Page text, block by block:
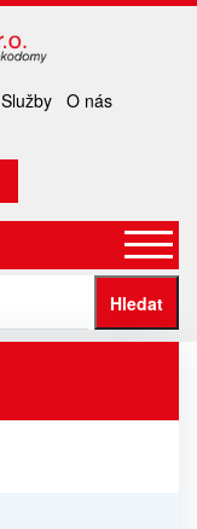
Služby O nás